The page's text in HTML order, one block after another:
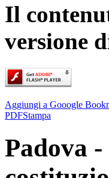
Il
versione
Aggiungi a Gooogle
PDFStampa
Padova